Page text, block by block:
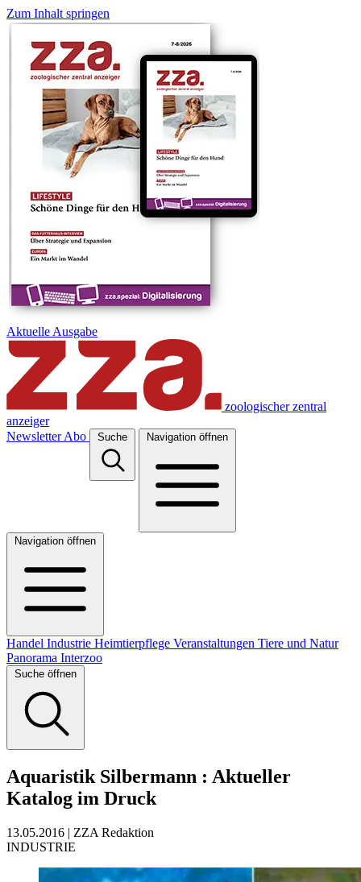
Zum Inhalt springen
Aktuelle Ausgabe
zoologischer zentral
anzeiger
Newsletter Abo Suche Navigation öffnen
Navigation öffnen
Handel Industrie Heimtierpflege Veranstaltungen Tiere und Natur
Panorama Interzoo
Suche öffnen
Aquaristik Silbermann : Aktueller
Katalog im Druck
13.05.2016 | ZZA Redaktion
INDUSTRIE